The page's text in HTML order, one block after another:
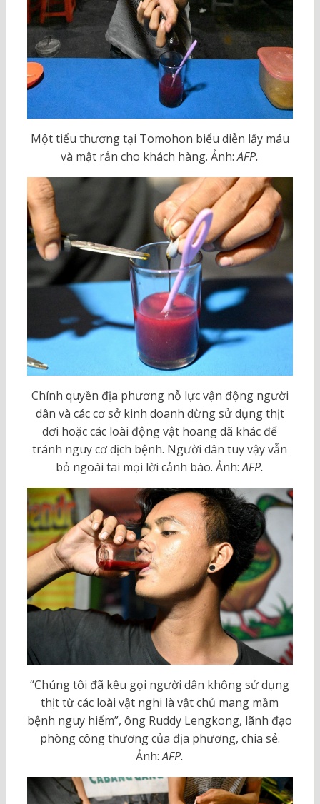
Một tiểu thương tại Tomohon biểu diễn lấy máu
và mật rắn cho khách hàng. Ảnh:AFP.
Chính quyền địa phương nỗ lực vận động người
dân và các cơ sở kinh doanh dừng sử dụng thịt
dơi hoặc các loài động vật hoang dã khác để
tránh nguy cơ dịch bệnh. Người dân tuy vậy vẫn
bỏ ngoài tai mọi lời cảnh báo. Ảnh:AFP.
“Chúng tôi đã kêu gọi người dân không sử dụng
thịt từ các loài vật nghi là vật chủ mang mầm
bệnh nguy hiểm”, ông Ruddy Lengkong, lãnh đạo
phòng công thương của địa phương, chia sẻ.
Ảnh:AFP.